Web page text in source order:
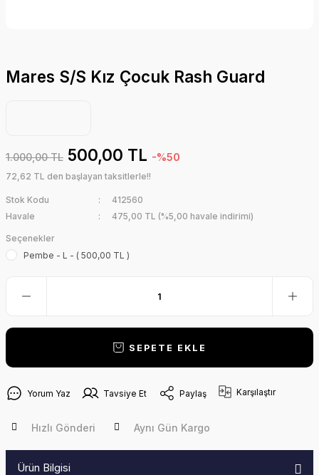
Mares S/S Kız Çocuk Rash Guard
1.000,00 TL 500,00 TL -%50
72,62 TL den başlayan taksitlerle!!
Stok Kodu
412560
Havale
475,00 TL (%5,00 havale indirimi)
Seçenekler
Pembe - L - ( 500,00 TL )
SEPETE EKLE
Yorum Yaz Tavsiye Et Paylaş Karşılaştır
Hızlı Gönderi Aynı Gün Kargo
Ürün Bilgisi